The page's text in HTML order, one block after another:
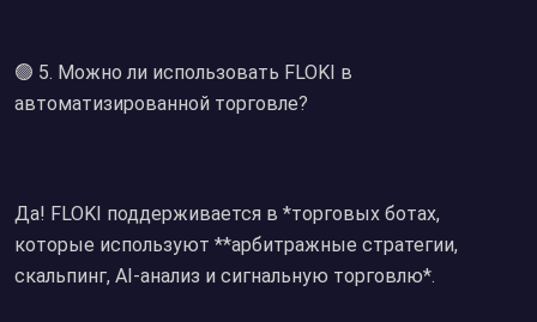
🟢 5. Можно ли использовать FLOKI в
автоматизированной торговле?
Да! FLOKI поддерживается в *торговых ботах,
которые используют **арбитражные стратегии,
скальпинг, AI-анализ и сигнальную торговлю*.